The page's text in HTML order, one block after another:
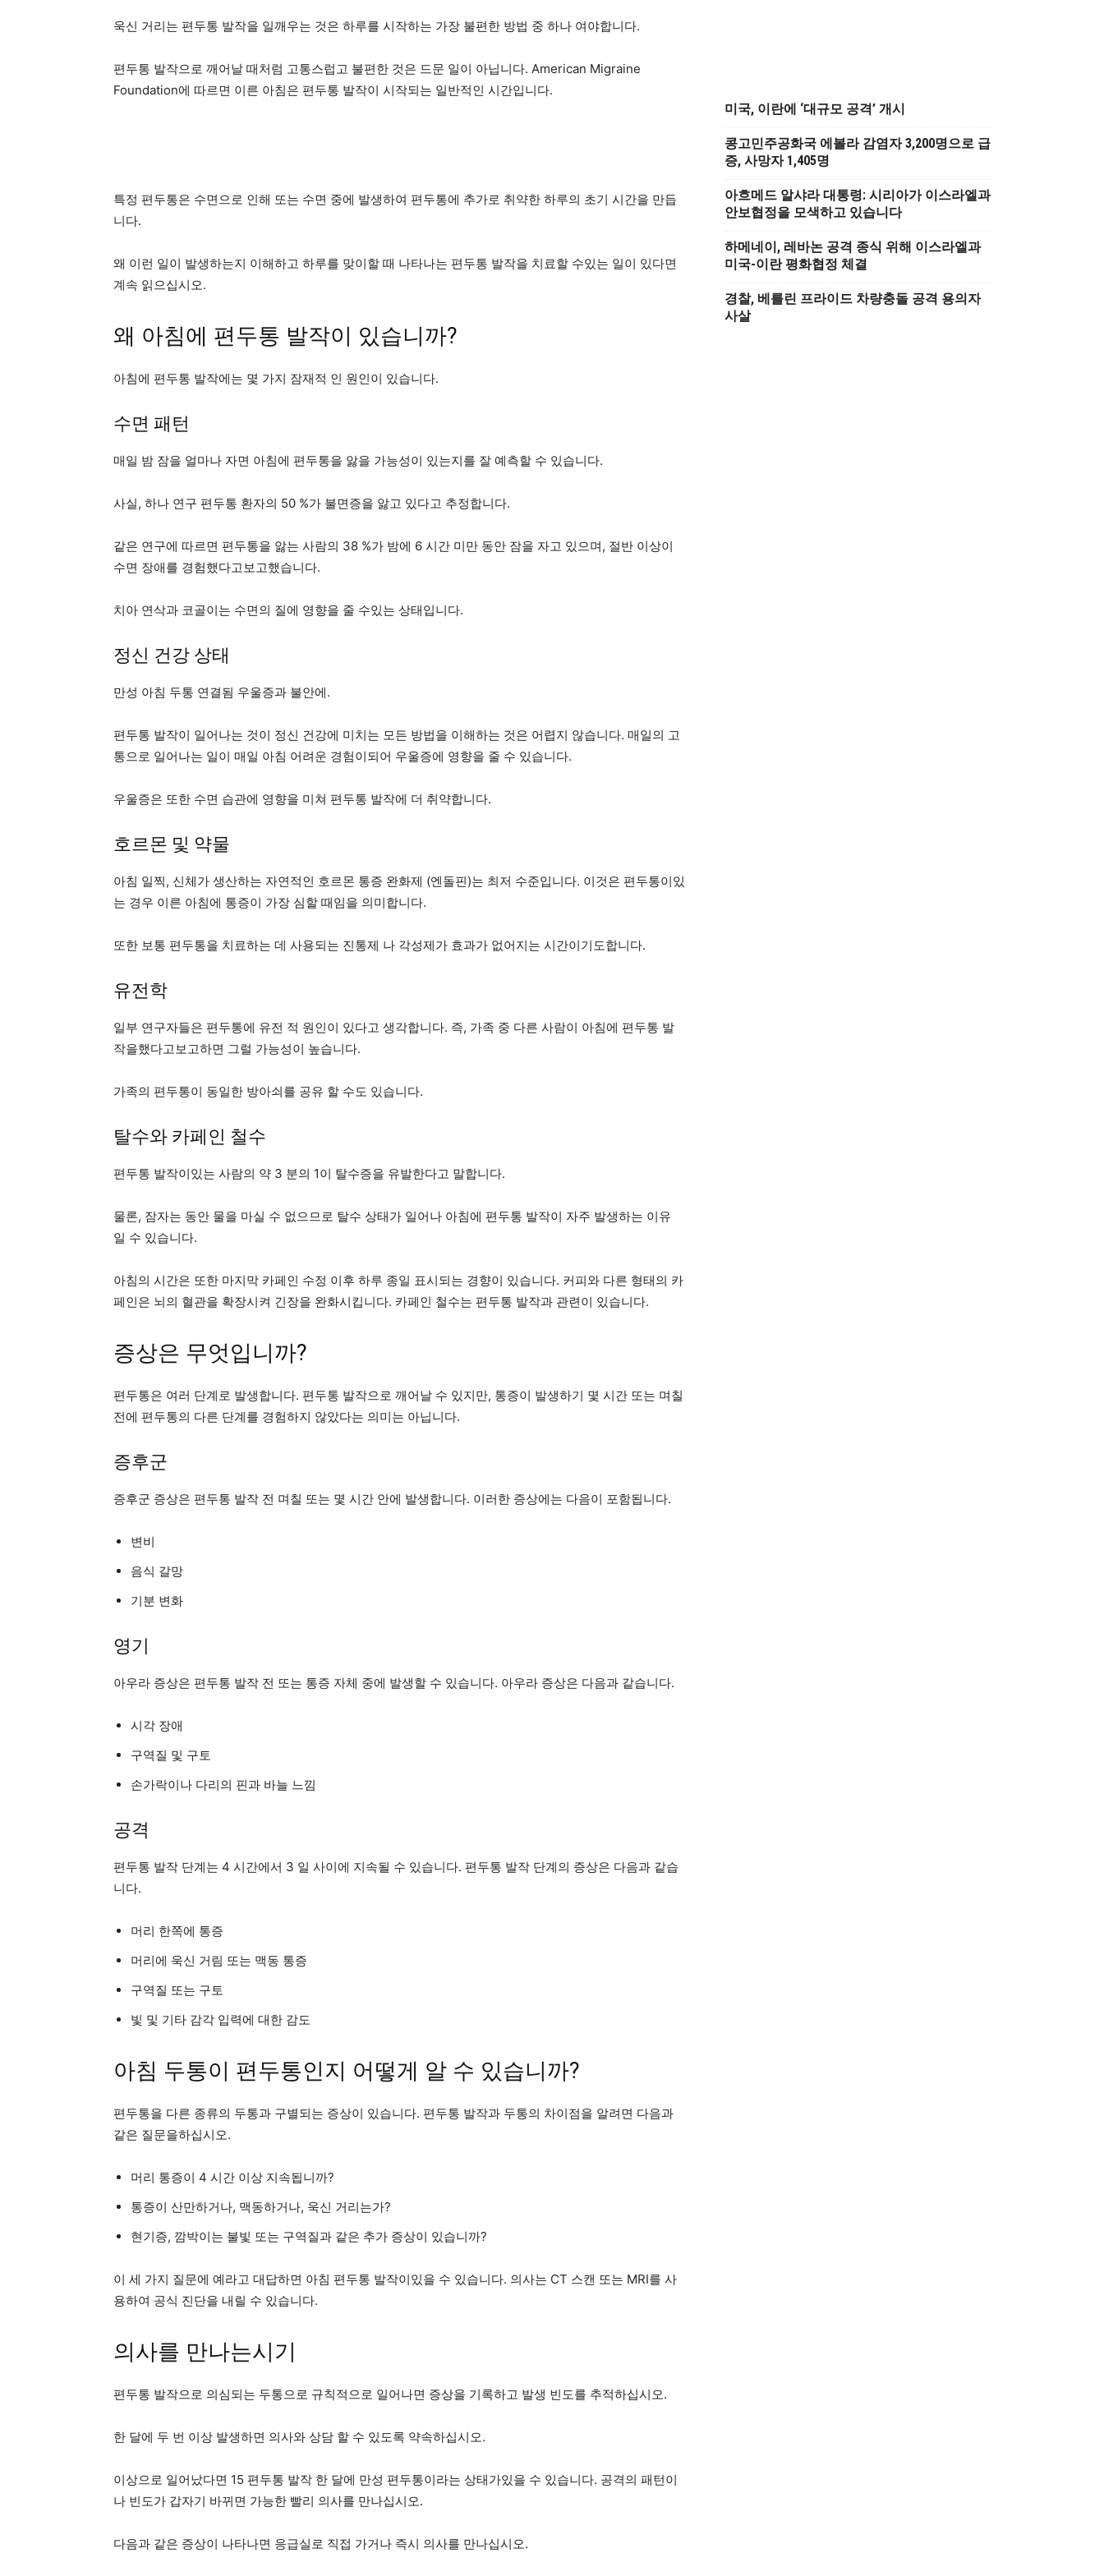
욱신 거리는 편두통 발작을 일깨우는 것은 하루를 시작하는 가장 불편한 방법 중 하나 여야합니다.
편두통 발작으로 깨어날 때처럼 고통스럽고 불편한 것은 드문 일이 아닙니다. American Migraine
Foundation에 따르면 이른 아침은 편두통 발작이 시작되는 일반적인 시간입니다.
특정 편두통은 수면으로 인해 또는 수면 중에 발생하여 편두통에 추가로 취약한 하루의 초기 시간을 만듭
니다.
왜 이런 일이 발생하는지 이해하고 하루를 맞이할 때 나타나는 편두통 발작을 치료할 수있는 일이 있다면
계속 읽으십시오.
왜 아침에 편두통 발작이 있습니까?
아침에 편두통 발작에는 몇 가지 잠재적 인 원인이 있습니다.
수면 패턴
매일 밤 잠을 얼마나 자면 아침에 편두통을 앓을 가능성이 있는지를 잘 예측할 수 있습니다.
사실, 하나 연구 편두통 환자의 50 %가 불면증을 앓고 있다고 추정합니다.
같은 연구에 따르면 편두통을 앓는 사람의 38 %가 밤에 6 시간 미만 동안 잠을 자고 있으며, 절반 이상이
수면 장애를 경험했다고보고했습니다.
치아 연삭과 코골이는 수면의 질에 영향을 줄 수있는 상태입니다.
정신 건강 상태
만성 아침 두통 연결됨 우울증과 불안에.
편두통 발작이 일어나는 것이 정신 건강에 미치는 모든 방법을 이해하는 것은 어렵지 않습니다. 매일의 고
통으로 일어나는 일이 매일 아침 어려운 경험이되어 우울증에 영향을 줄 수 있습니다.
우울증은 또한 수면 습관에 영향을 미쳐 편두통 발작에 더 취약합니다.
호르몬 및 약물
아침 일찍, 신체가 생산하는 자연적인 호르몬 통증 완화제 (엔돌핀)는 최저 수준입니다. 이것은 편두통이있
는 경우 이른 아침에 통증이 가장 심할 때임을 의미합니다.
또한 보통 편두통을 치료하는 데 사용되는 진통제 나 각성제가 효과가 없어지는 시간이기도합니다.
유전학
일부 연구자들은 편두통에 유전 적 원인이 있다고 생각합니다. 즉, 가족 중 다른 사람이 아침에 편두통 발
작을했다고보고하면 그럴 가능성이 높습니다.
가족의 편두통이 동일한 방아쇠를 공유 할 수도 있습니다.
탈수와 카페인 철수
편두통 발작이있는 사람의 약 3 분의 1이 탈수증을 유발한다고 말합니다.
물론, 잠자는 동안 물을 마실 수 없으므로 탈수 상태가 일어나 아침에 편두통 발작이 자주 발생하는 이유
일 수 있습니다.
아침의 시간은 또한 마지막 카페인 수정 이후 하루 종일 표시되는 경향이 있습니다. 커피와 다른 형태의 카
페인은 뇌의 혈관을 확장시켜 긴장을 완화시킵니다. 카페인 철수는 편두통 발작과 관련이 있습니다.
증상은 무엇입니까?
편두통은 여러 단계로 발생합니다. 편두통 발작으로 깨어날 수 있지만, 통증이 발생하기 몇 시간 또는 며칠
전에 편두통의 다른 단계를 경험하지 않았다는 의미는 아닙니다.
증후군
증후군 증상은 편두통 발작 전 며칠 또는 몇 시간 안에 발생합니다. 이러한 증상에는 다음이 포함됩니다.
변비
음식 갈망
기분 변화
영기
아우라 증상은 편두통 발작 전 또는 통증 자체 중에 발생할 수 있습니다. 아우라 증상은 다음과 같습니다.
시각 장애
구역질 및 구토
손가락이나 다리의 핀과 바늘 느낌
공격
편두통 발작 단계는 4 시간에서 3 일 사이에 지속될 수 있습니다. 편두통 발작 단계의 증상은 다음과 같습
니다.
머리 한쪽에 통증
머리에 욱신 거림 또는 맥동 통증
구역질 또는 구토
빛 및 기타 감각 입력에 대한 감도
아침 두통이 편두통인지 어떻게 알 수 있습니까?
편두통을 다른 종류의 두통과 구별되는 증상이 있습니다. 편두통 발작과 두통의 차이점을 알려면 다음과
같은 질문을하십시오.
머리 통증이 4 시간 이상 지속됩니까?
통증이 산만하거나, 맥동하거나, 욱신 거리는가?
현기증, 깜박이는 불빛 또는 구역질과 같은 추가 증상이 있습니까?
이 세 가지 질문에 예라고 대답하면 아침 편두통 발작이있을 수 있습니다. 의사는 CT 스캔 또는 MRI를 사
용하여 공식 진단을 내릴 수 있습니다.
의사를 만나는시기
편두통 발작으로 의심되는 두통으로 규칙적으로 일어나면 증상을 기록하고 발생 빈도를 추적하십시오.
한 달에 두 번 이상 발생하면 의사와 상담 할 수 있도록 약속하십시오.
이상으로 일어났다면 15 편두통 발작 한 달에 만성 편두통이라는 상태가있을 수 있습니다. 공격의 패턴이
나 빈도가 갑자기 바뀌면 가능한 빨리 의사를 만나십시오.
다음과 같은 증상이 나타나면 응급실로 직접 가거나 즉시 의사를 만나십시오.
미국, 이란에 ‘대규모 공격’ 개시
콩고민주공화국 에볼라 감염자 3,200명으로 급
증, 사망자 1,405명
아흐메드 알샤라 대통령: 시리아가 이스라엘과
안보협정을 모색하고 있습니다
하메네이, 레바논 공격 종식 위해 이스라엘과
미국-이란 평화협정 체결
경찰, 베를린 프라이드 차량충돌 공격 용의자
사살